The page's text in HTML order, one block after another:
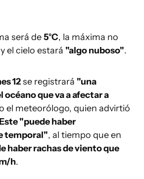
será de5°C, la máxima no
y el cielo estará "algo nuboso".
12se registrará "una
océano que va a afectar a
el meteorólogo, quien advirtió
"puede haber
temporal", al tiempo que en
haber rachas de viento que
h.